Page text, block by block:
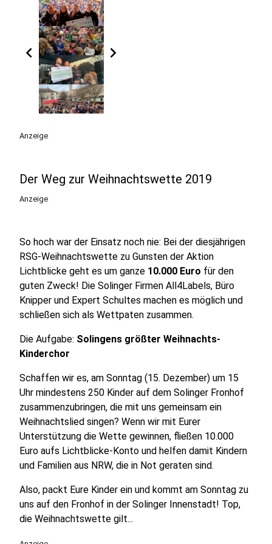
chevron_left chevron_right
Anzeige
Der Weg zur Weihnachtswette 2019
Anzeige
So hoch war der Einsatz noch nie: Bei der diesjährigen
RSG-Weihnachtswette zu Gunsten der Aktion
Lichtblicke geht es um ganze 10.000 Euro für den
guten Zweck! Die Solinger Firmen All4Labels, Büro
Knipper und Expert Schultes machen es möglich und
schließen sich als Wettpaten zusammen.
Die Aufgabe: Solingens größter Weihnachts-
Kinderchor
Schaffen wir es, am Sonntag (15. Dezember) um 15
Uhr mindestens 250 Kinder auf dem Solinger Fronhof
zusammenzubringen, die mit uns gemeinsam ein
Weihnachtslied singen? Wenn wir mit Eurer
Unterstützung die Wette gewinnen, fließen 10.000
Euro aufs Lichtblicke-Konto und helfen damit Kindern
und Familien aus NRW, die in Not geraten sind.
Also, packt Eure Kinder ein und kommt am Sonntag zu
uns auf den Fronhof in der Solinger Innenstadt! Top,
die Weihnachtswette gilt...